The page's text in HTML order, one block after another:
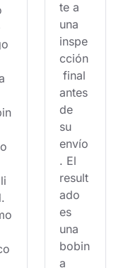
te a
una
inspe
cción
final
antes
de
su
envío
. El
result
ado
es
una
bobin
a